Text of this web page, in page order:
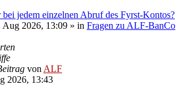
jedem einzelnen Abruf des Fyrst-Kontos?
Aug 2026, 13:09 » in Fragen zu ALF-BanCo
von ALF
2026, 13:43